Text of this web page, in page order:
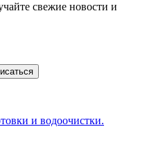
свежие новости и
и водоочистки.